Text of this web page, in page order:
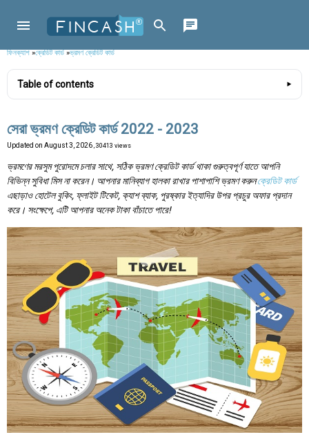
ফিনক্যাশ»ক্রেডিট কার্ড»ভ্রমণ ক্রেডিট কার্ড
Table of contents
সেরা ভ্রমণ ক্রেডিট কার্ড 2022 - 2023
Updated on August 3, 2026 , 30413 views
ভ্রমণের মরসুম পুরোদমে চলার সাথে, সঠিক ভ্রমণ ক্রেডিট কার্ড থাকা গুরুত্বপূর্ণ যাতে আপনি
বিভিন্ন সুবিধা মিস না করেন। আপনার মানিব্যাগ হালকা রাখার পাশাপাশি ভ্রমণ করুনক্রেডিট কার্ড
এছাড়াও হোটেল বুকিং, ফ্লাইট টিকেট, ক্যাশ ব্যাক, পুরষ্কার ইত্যাদির উপর প্রচুর অফার প্রদান
করে। সংক্ষেপে, এটি আপনার অনেক টাকা বাঁচাতে পারে!